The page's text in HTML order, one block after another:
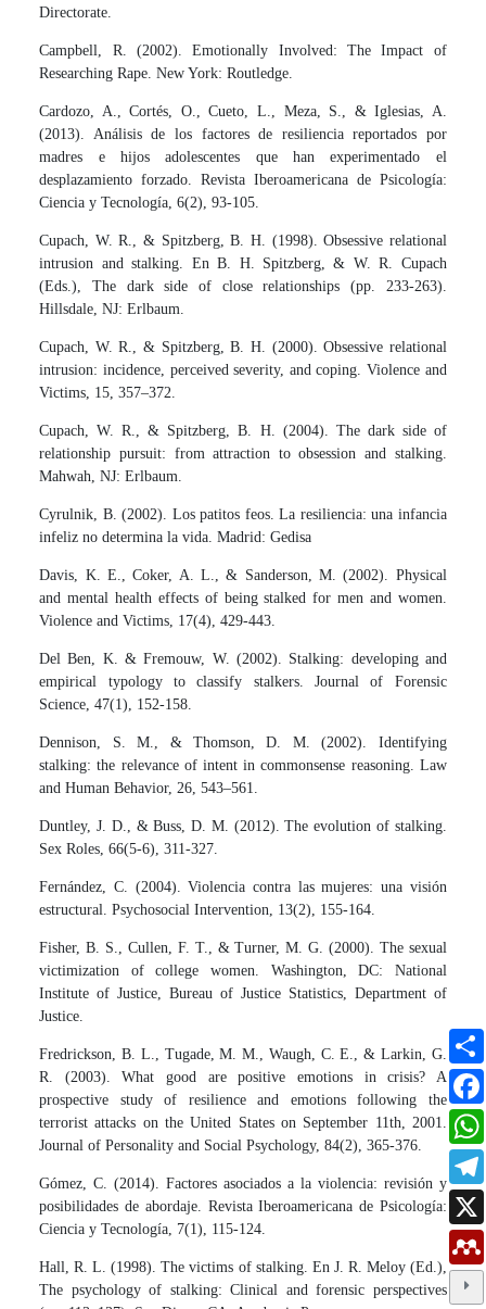
Directorate.
Campbell, R. (2002). Emotionally Involved: The Impact of
Researching Rape. New York: Routledge.
Cardozo, A., Cortés, O., Cueto, L., Meza, S., & Iglesias, A.
(2013). Análisis de los factores de resiliencia reportados por
madres e hijos adolescentes que han experimentado el
desplazamiento forzado. Revista Iberoamericana de Psicología:
Ciencia y Tecnología, 6(2), 93-105.
Cupach, W. R., & Spitzberg, B. H. (1998). Obsessive relational
intrusion and stalking. En B. H. Spitzberg, & W. R. Cupach
(Eds.), The dark side of close relationships (pp. 233-263).
Hillsdale, NJ: Erlbaum.
Cupach, W. R., & Spitzberg, B. H. (2000). Obsessive relational
intrusion: incidence, perceived severity, and coping. Violence and
Victims, 15, 357–372.
Cupach, W. R., & Spitzberg, B. H. (2004). The dark side of
relationship pursuit: from attraction to obsession and stalking.
Mahwah, NJ: Erlbaum.
Cyrulnik, B. (2002). Los patitos feos. La resiliencia: una infancia
infeliz no determina la vida. Madrid: Gedisa
Davis, K. E., Coker, A. L., & Sanderson, M. (2002). Physical
and mental health effects of being stalked for men and women.
Violence and Victims, 17(4), 429-443.
Del Ben, K. & Fremouw, W. (2002). Stalking: developing and
empirical typology to classify stalkers. Journal of Forensic
Science, 47(1), 152-158.
Dennison, S. M., & Thomson, D. M. (2002). Identifying
stalking: the relevance of intent in commonsense reasoning. Law
and Human Behavior, 26, 543–561.
Duntley, J. D., & Buss, D. M. (2012). The evolution of stalking.
Sex Roles, 66(5-6), 311-327.
Fernández, C. (2004). Violencia contra las mujeres: una visión
estructural. Psychosocial Intervention, 13(2), 155-164.
Fisher, B. S., Cullen, F. T., & Turner, M. G. (2000). The sexual
victimization of college women. Washington, DC: National
Institute of Justice, Bureau of Justice Statistics, Department of
Justice.
Fredrickson, B. L., Tugade, M. M., Waugh, C. E., & Larkin, G.
R. (2003). What good are positive emotions in crisis? A
prospective study of resilience and emotions following the
terrorist attacks on the United States on September 11th, 2001.
Journal of Personality and Social Psychology, 84(2), 365-376.
Gómez, C. (2014). Factores asociados a la violencia: revisión y
posibilidades de abordaje. Revista Iberoamericana de Psicología:
Ciencia y Tecnología, 7(1), 115-124.
Hall, R. L. (1998). The victims of stalking. En J. R. Meloy (Ed.),
The psychology of stalking: Clinical and forensic perspectives